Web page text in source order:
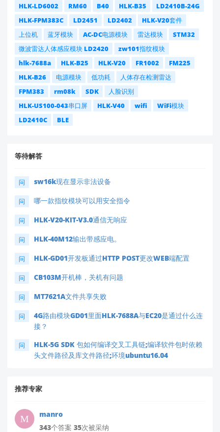
HLK-LD6002
RM60 B40 HLK-B35
LD2410B-24G
HLK-FPM383C
LD2451 LD2402
HLK-V20套件
上位机
蓝牙模块 AC-DC电源模块 雷达模块
STM32
微波雷达人体感应模块 LD2420
zw101指纹模块
hlk-7688a
HLK-B25 HLK-V20 FR1002
FM225
HLK-B26
电源模块 低功耗
人体存在检测雷达
FPM383
rm08k SDK
人脸识别
HLK-US100-043串口屏
HLK-V40 wifi
WiFi模块
LD2410C
BLE
等待解答
问 sw16k现在显示非法设备
问 哪一款指纹模块可以用安全指令
问 HLK-V20-KIT-V3.0通信无响应
问 HLK-40M12输出带感应电。
问 HLK-GD01开发板通过HTTP POST更改WEB端配置
问 CB103M开机棒，关机有问题
问 MT7621A文件共享失败
问
4G路由模块GD01里面HLK-7688A与EC20是通过什么连
接？
问
HLK-5G SDK 包如何编译交叉工具链;编译软件包时依赖
头文件路径及库文件路径;环境ubuntu16.04
推荐专家
manro
343个答案 35次被采纳